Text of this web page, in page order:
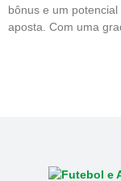
bônus e um
aposta. Com uma